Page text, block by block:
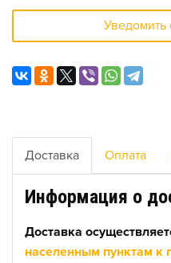
Уведомить
Доставка Оплата
Информация о
Доставка
населенным пунктам к